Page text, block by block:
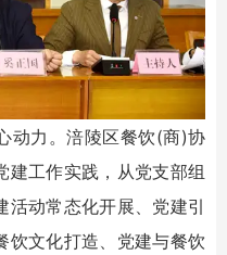
力。涪陵区餐饮(商)协
建工作实践，从党支部组
活动常态化开展、党建引
饮文化打造、党建与餐饮